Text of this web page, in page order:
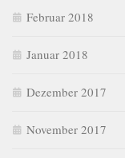
Februar 2018
Januar 2018
Dezember 2017
November 2017